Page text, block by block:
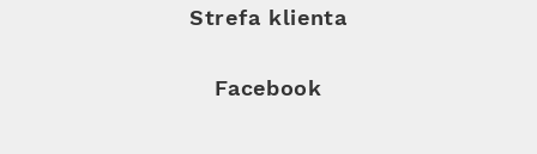
Strefa klienta
Facebook